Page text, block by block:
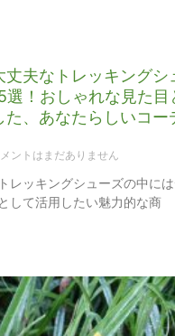
丈夫なトレッキングシ
選！おしゃれな見た目
た、あなたらしいコー
ントはまだありません
レッキングシューズの中に
して活用したい魅力的な商